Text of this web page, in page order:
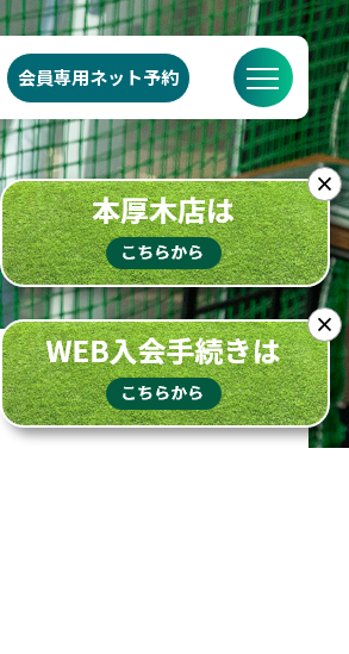
ブログ FAQ 店舗概要
会員専用ネット予約
×
×